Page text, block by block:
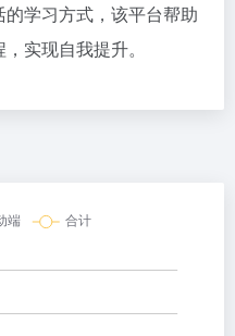
学习方式，该平台帮助
实现自我提升。